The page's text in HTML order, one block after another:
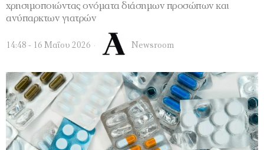
χρησιμοποιώντας ονόματα διάσημων προσώπων και
ανύπαρκτων γιατρών
14:48 - 16 Μαΐου 2026 Newsroom